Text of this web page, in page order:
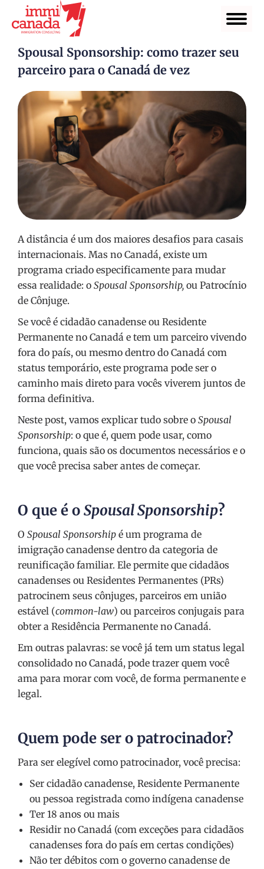
Spousal Sponsorship: como trazer seu
parceiro para o Canadá de vez
A distância é um dos maiores desafios para casais
internacionais. Mas no Canadá, existe um
programa criado especificamente para mudar
essa realidade: o Spousal Sponsorship, ou Patrocínio
de Cônjuge.
Se você é cidadão canadense ou Residente
Permanente no Canadá e tem um parceiro vivendo
fora do país, ou mesmo dentro do Canadá com
status temporário, este programa pode ser o
caminho mais direto para vocês viverem juntos de
forma definitiva.
Neste post, vamos explicar tudo sobre o Spousal
Sponsorship: o que é, quem pode usar, como
funciona, quais são os documentos necessários e o
que você precisa saber antes de começar.
O que é oSpousal Sponsorship?
O Spousal Sponsorship é um programa de
imigração canadense dentro da categoria de
reunificação familiar. Ele permite que cidadãos
canadenses ou Residentes Permanentes (PRs)
patrocinem seus cônjuges, parceiros em união
estável (common-law) ou parceiros conjugais para
obter a Residência Permanente no Canadá.
Em outras palavras: se você já tem um status legal
consolidado no Canadá, pode trazer quem você
ama para morar com você, de forma permanente e
legal.
Quem pode ser o patrocinador?
Para ser elegível como patrocinador, você precisa:
Ser cidadão canadense, Residente Permanente
ou pessoa registrada como indígena canadense
Ter 18 anos ou mais
Residir no Canadá (com exceções para cidadãos
canadenses fora do país em certas condições)
Não ter débitos com o governo canadense de